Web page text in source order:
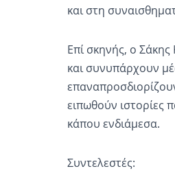
και στη
Επί σκηνής, ο
και συνυπάρχουν
ειπωθούν ιστορίες
κάπου ενδιάμεσα.
Συντελεστές: